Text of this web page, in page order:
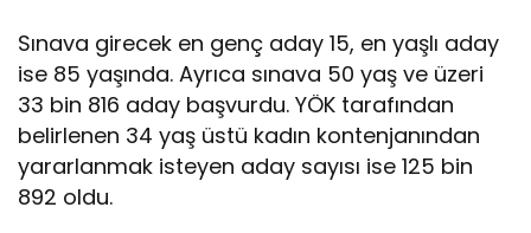
Sınava girecek en genç aday 15, en yaşlı aday
ise 85 yaşında. Ayrıca sınava 50 yaş ve üzeri
33 bin 816 aday başvurdu. YÖK tarafından
belirlenen 34 yaş üstü kadın kontenjanından
yararlanmak isteyen aday sayısı ise 125 bin
892 oldu.